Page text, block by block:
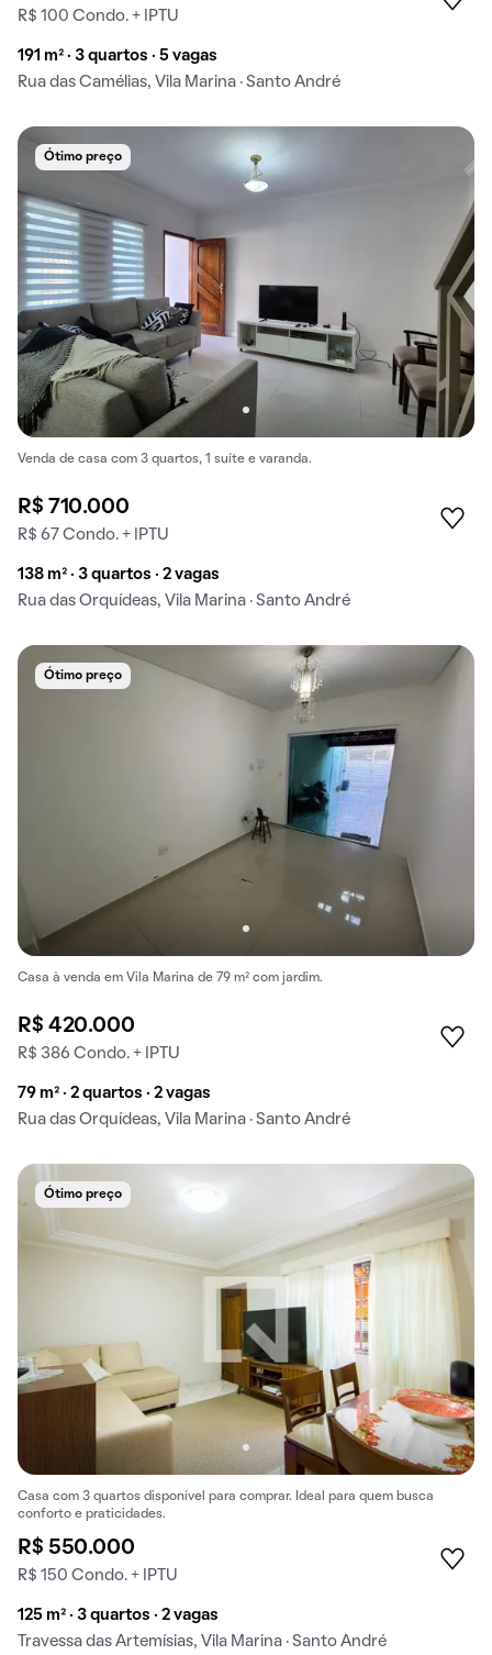
R$ 100 Condo. + IPTU
191 m² · 3 quartos · 5 vagas
Rua das Camélias, Vila Marina · Santo André
Ótimo preço
Venda de casa com 3 quartos, 1 suíte e varanda.
R$ 710.000
R$ 67 Condo. + IPTU
138 m² · 3 quartos · 2 vagas
Rua das Orquídeas, Vila Marina · Santo André
Ótimo preço
Casa à venda em Vila Marina de 79 m² com jardim.
R$ 420.000
R$ 386 Condo. + IPTU
79 m² · 2 quartos · 2 vagas
Rua das Orquídeas, Vila Marina · Santo André
Ótimo preço
Casa com 3 quartos disponível para comprar. Ideal para quem busca
conforto e praticidades.
R$ 550.000
R$ 150 Condo. + IPTU
125 m² · 3 quartos · 2 vagas
Travessa das Artemísias, Vila Marina · Santo André